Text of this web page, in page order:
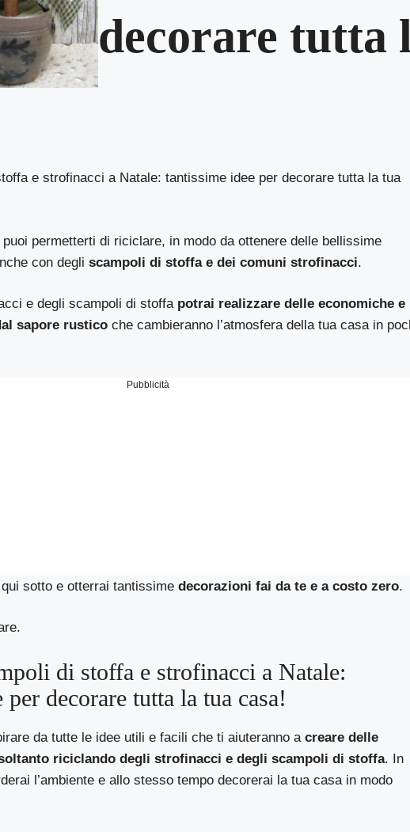
decorare tutta
e strofinacci a Natale: tantissime idee per decorare tutta la tua
permetterti di riciclare, in modo da ottenere delle bellissime
con degliscampoli di stoffa e dei comuni strofinacci.
e degli scampoli di stoffapotrai realizzare delle economiche e
sapore rustico che cambieranno l’atmosfera della tua casa in
Pubblicità
sotto e otterrai tantissimedecorazioni fai da te e a costo zero.
di stoffa e strofinacci a Natale:
decorare tutta la tua casa!
da tutte le idee utili e facili che ti aiuteranno acreare delle
riciclando degli strofinacci e degli scampoli di stoffa. In
l’ambiente e allo stesso tempo decorerai la tua casa in modo